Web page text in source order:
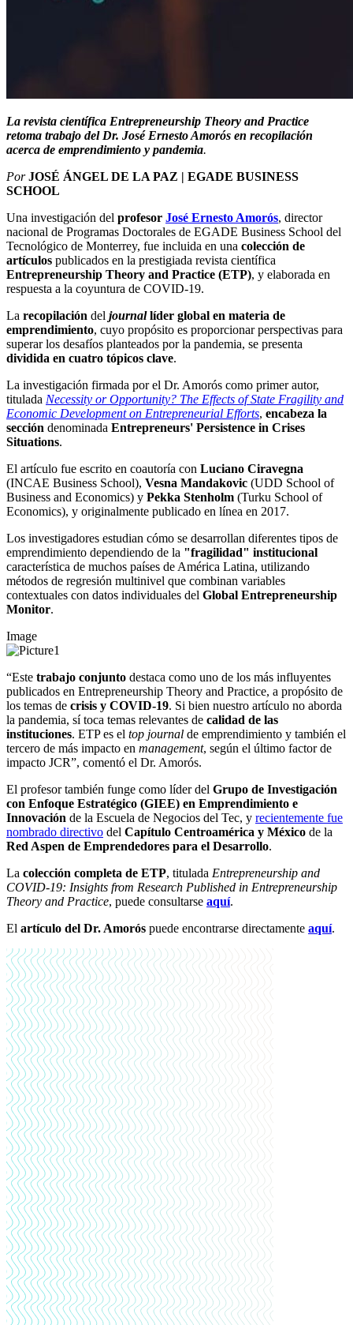
La revista científica Entrepreneurship Theory and Practice
retoma trabajo del Dr. José Ernesto Amorós en recopilación
acerca de emprendimiento y pandemia.
Por JOSÉ ÁNGEL DE LA PAZ | EGADE BUSINESS
SCHOOL
Una investigación del profesor José Ernesto Amorós, director
nacional de Programas Doctorales de EGADE Business School del
Tecnológico de Monterrey, fue incluida en una colección de
artículos publicados en la prestigiada revista científica
Entrepreneurship Theory and Practice (ETP), y elaborada en
respuesta a la coyuntura de COVID-19.
La recopilación del journallíder global en materia de
emprendimiento, cuyo propósito es proporcionar perspectivas para
superar los desafíos planteados por la pandemia, se presenta
dividida en cuatro tópicos clave.
La investigación firmada por el Dr. Amorós como primer autor,
titulada Necessity or Opportunity? The Effects of State Fragility and
Economic Development on Entrepreneurial Efforts, encabeza la
sección denominada Entrepreneurs' Persistence in Crises
Situations.
El artículo fue escrito en coautoría con Luciano Ciravegna
(INCAE Business School), Vesna Mandakovic (UDD School of
Business and Economics) y Pekka Stenholm (Turku School of
Economics), y originalmente publicado en línea en 2017.
Los investigadores estudian cómo se desarrollan diferentes tipos de
emprendimiento dependiendo de la "fragilidad" institucional
característica de muchos países de América Latina, utilizando
métodos de regresión multinivel que combinan variables
contextuales con datos individuales del Global Entrepreneurship
Monitor.
Image
“Este trabajo conjunto destaca como uno de los más influyentes
publicados en Entrepreneurship Theory and Practice, a propósito de
los temas de crisis y COVID-19. Si bien nuestro artículo no aborda
la pandemia, sí toca temas relevantes de calidad de las
instituciones. ETP es el top journal de emprendimiento y también el
tercero de más impacto en management, según el último factor de
impacto JCR”, comentó el Dr. Amorós.
El profesor también funge como líder del Grupo de Investigación
con Enfoque Estratégico (GIEE) en Emprendimiento e
Innovación de la Escuela de Negocios del Tec, y recientemente fue
nombrado directivo del Capítulo Centroamérica y México de la
Red Aspen de Emprendedores para el Desarrollo.
La colección completa de ETP, titulada Entrepreneurship and
COVID-19: Insights from Research Published in Entrepreneurship
Theory and Practice, puede consultarse aquí.
El artículo del Dr. Amorós puede encontrarse directamente aquí.